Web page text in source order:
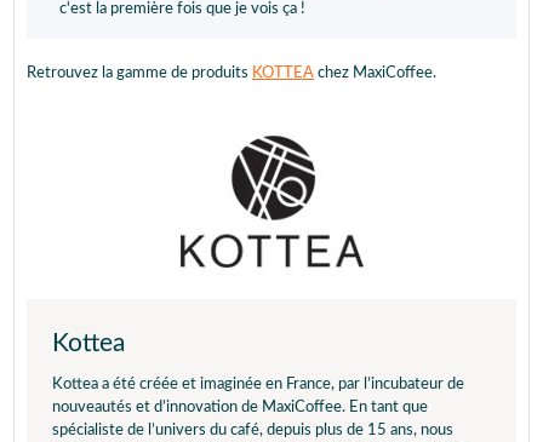
c'est la première fois que je vois ça !
Retrouvez la gamme de produits KOTTEA chez MaxiCoffee.
Kottea
Kottea a été créée et imaginée en France, par l’incubateur de
nouveautés et d’innovation de MaxiCoffee. En tant que
spécialiste de l’univers du café, depuis plus de 15 ans, nous